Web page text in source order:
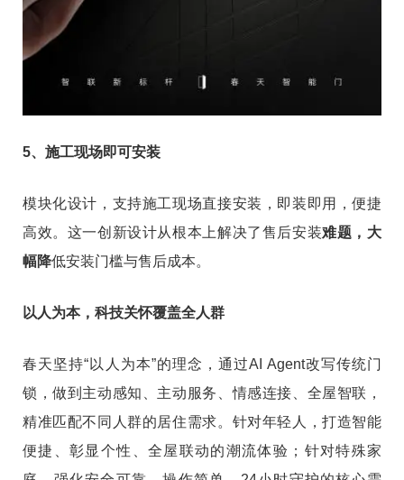
5、施工现场即可安装
模块化设计，支持施工现场直接安装，即装即用，便捷
高效。这一创新设计从根本上解决了售后安装难题，大
幅降低安装门槛与售后成本。
以人为本，科技关怀覆盖全人群
春天坚持“以人为本”的理念，通过AI Agent改写传统门
锁，做到主动感知、主动服务、情感连接、全屋智联，
精准匹配不同人群的居住需求。针对年轻人，打造智能
便捷、彰显个性、全屋联动的潮流体验；针对特殊家